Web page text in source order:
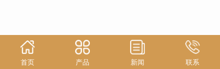
首页 产品 新闻 联系